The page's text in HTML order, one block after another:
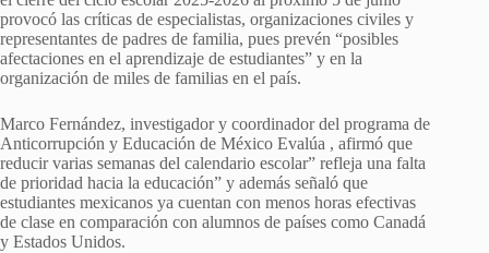
provocó las críticas de especialistas, organizaciones civiles y
representantes de padres de familia, pues prevén “posibles
afectaciones en el aprendizaje de estudiantes” y en la
organización de miles de familias en el país.
Marco Fernández, investigador y coordinador del programa de
Anticorrupción y Educación de México Evalúa , afirmó que
reducir varias semanas del calendario escolar” refleja una falta
de prioridad hacia la educación” y además señaló que
estudiantes mexicanos ya cuentan con menos horas efectivas
de clase en comparación con alumnos de países como Canadá
y Estados Unidos.